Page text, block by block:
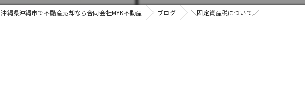
沖縄県沖縄市で不動産売却なら合同会社MYK不動産 ブログ ＼固定資産税について／